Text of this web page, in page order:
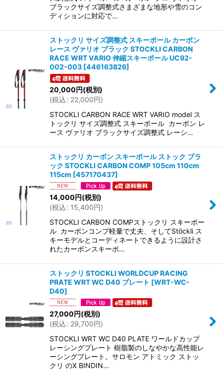
ブラックサイズ調整式さまざまな地形や雪のコン
ディションに対応で…
ストックリ サイズ調整式 スキーポール カーボン
レース ヴァリオ ブラック STOCKLI CARBON
RACE WRT VARIO 伸縮スキーポール UC92-
002-003 [446163826]
20,000円(税別)
(税込: 22,000円)
STOCKLI CARBON RACE WRT VARIO model ス
トックリ サイズ調整式 スキーポール カーボン レ
ース ヴァリオ ブラックサイズ調整式 レーシ…
ストックリ カーボン スキーポール ストック ブラ
ック STOCKLI CARBON COMP 105cm 110cm
115cm [457170437]
14,000円(税別)
(税込: 15,400円)
STOCKLI CARBON COMPストックリ スキーポー
ル カーボンコンプ軽量で丈夫、そしてStöckli ス
キーモデルとコーディネートできるように設計さ
れたカーボンスキーポ…
ストックリ STOCKLI WORLDCUP RACING
PRATE WRT WC D40 プレート [WRT-WC-
D40]
27,000円(税別)
(税込: 29,700円)
STOCKLI WRT WC D40 PLATE ワールドカップ
レーシングプレート 樹脂製のしなやかな高性能レ
ーシングプレート。サロモン アトミック ストッ
クリ のX BINDIN…